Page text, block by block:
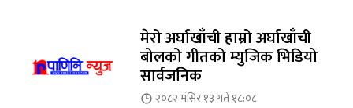
मेरो अर्घाखाँची हाम्रो अर्घाखाँची
बोलको गीतको म्युजिक भिडियो
सार्वजनिक
२०८२ मंसिर १३ गते १८:०८